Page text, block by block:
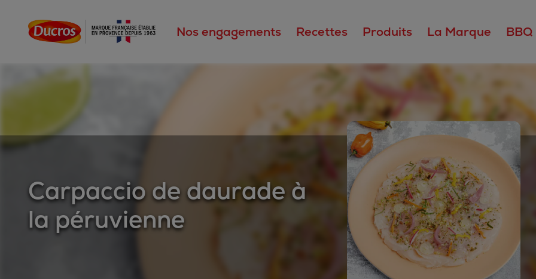
Nos engagements Recettes Produits La Marque BBQ
Carpaccio de daurade à
la péruvienne